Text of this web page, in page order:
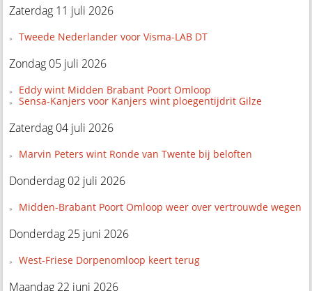
Zaterdag 11 juli 2026
Tweede Nederlander voor Visma-LAB DT
Zondag 05 juli 2026
Eddy wint Midden Brabant Poort Omloop
Sensa-Kanjers voor Kanjers wint ploegentijdrit Gilze
Zaterdag 04 juli 2026
Marvin Peters wint Ronde van Twente bij beloften
Donderdag 02 juli 2026
Midden-Brabant Poort Omloop weer over vertrouwde wegen
Donderdag 25 juni 2026
West-Friese Dorpenomloop keert terug
Maandag 22 juni 2026